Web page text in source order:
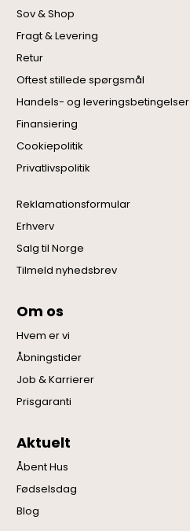
Sov & Shop
Fragt & Levering
Retur
Oftest stillede spørgsmål
Handels- og leveringsbetingelser
Finansiering
Cookiepolitik
Privatlivspolitik
Reklamationsformular
Erhverv
Salg til Norge
Tilmeld nyhedsbrev
Om os
Hvem er vi
Åbningstider
Job & Karrierer
Prisgaranti
Aktuelt
Åbent Hus
Fødselsdag
Blog